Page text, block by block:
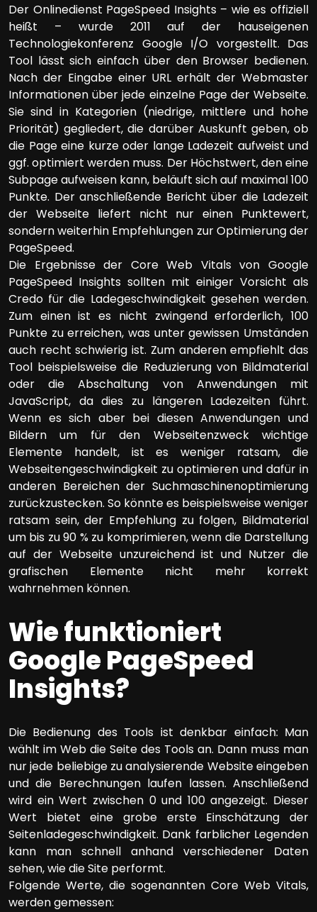
Der Onlinedienst PageSpeed Insights – wie es offiziell
heißt – wurde 2011 auf der hauseigenen
Technologiekonferenz Google I/O vorgestellt. Das
Tool lässt sich einfach über den Browser bedienen.
Nach der Eingabe einer URL erhält der Webmaster
Informationen über jede einzelne Page der Webseite.
Sie sind in Kategorien (niedrige, mittlere und hohe
Priorität) gegliedert, die darüber Auskunft geben, ob
die Page eine kurze oder lange Ladezeit aufweist und
ggf. optimiert werden muss. Der Höchstwert, den eine
Subpage aufweisen kann, beläuft sich auf maximal 100
Punkte. Der anschließende Bericht über die Ladezeit
der Webseite liefert nicht nur einen Punktewert,
sondern weiterhin Empfehlungen zur Optimierung der
PageSpeed.
Die Ergebnisse der Core Web Vitals von Google
PageSpeed Insights sollten mit einiger Vorsicht als
Credo für die Ladegeschwindigkeit gesehen werden.
Zum einen ist es nicht zwingend erforderlich, 100
Punkte zu erreichen, was unter gewissen Umständen
auch recht schwierig ist. Zum anderen empfiehlt das
Tool beispielsweise die Reduzierung von Bildmaterial
oder die Abschaltung von Anwendungen mit
JavaScript, da dies zu längeren Ladezeiten führt.
Wenn es sich aber bei diesen Anwendungen und
Bildern um für den Webseitenzweck wichtige
Elemente handelt, ist es weniger ratsam, die
Webseitengeschwindigkeit zu optimieren und dafür in
anderen Bereichen der Suchmaschinenoptimierung
zurückzustecken. So könnte es beispielsweise weniger
ratsam sein, der Empfehlung zu folgen, Bildmaterial
um bis zu 90 % zu komprimieren, wenn die Darstellung
auf der Webseite unzureichend ist und Nutzer die
grafischen Elemente nicht mehr korrekt
wahrnehmen können.
Wie funktioniert
Google PageSpeed
Insights?
Die Bedienung des Tools ist denkbar einfach: Man
wählt im Web die Seite des Tools an. Dann muss man
nur jede beliebige zu analysierende Website eingeben
und die Berechnungen laufen lassen. Anschließend
wird ein Wert zwischen 0 und 100 angezeigt. Dieser
Wert bietet eine grobe erste Einschätzung der
Seitenladegeschwindigkeit. Dank farblicher Legenden
kann man schnell anhand verschiedener Daten
sehen, wie die Site performt.
Folgende Werte, die sogenannten Core Web Vitals,
werden gemessen: